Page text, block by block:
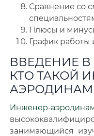
Сравнение со
Плюсы и
График работы
ВВЕДЕНИЕ
КТО ТАКОЙ
Инженер-
занимающийся